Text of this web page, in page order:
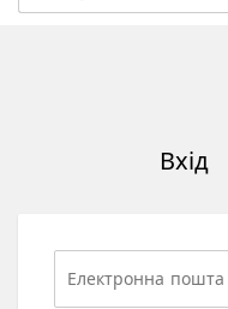
Вхід